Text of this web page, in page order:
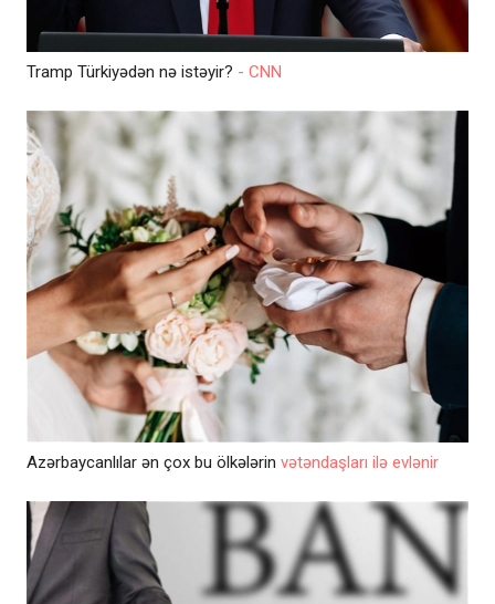
Tramp Türkiyədən nə istəyir? - CNN
Azərbaycanlılar ən çox bu ölkələrin vətəndaşları ilə evlənir